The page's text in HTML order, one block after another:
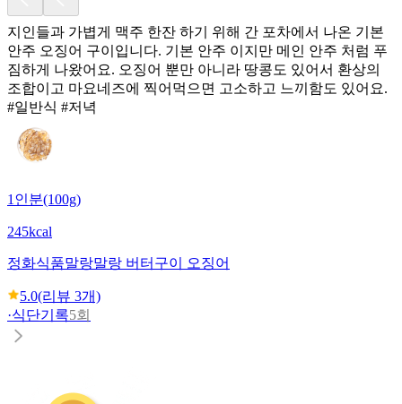
지인들과 가볍게 맥주 한잔 하기 위해 간 포차에서 나온 기본
안주 오징어 구이입니다. 기본 안주 이지만 메인 안주 처럼 푸
짐하게 나왔어요. 오징어 뿐만 아니라 땅콩도 있어서 환상의
조합이고 마요네즈에 찍어먹으면 고소하고 느끼함도 있어요.
#일반식 #저녁
1인분(100g)
245kcal
정화식품말랑말랑 버터구이 오징어
5.0(리뷰 3개)
·식단기록5회